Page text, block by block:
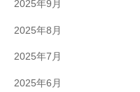
2025年9月
2025年8月
2025年7月
2025年6月